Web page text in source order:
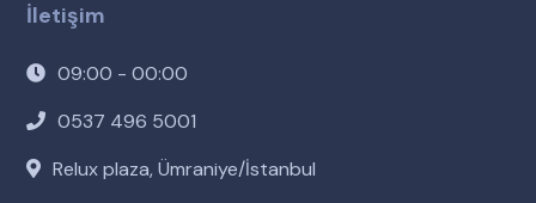
İletişim
09:00 - 00:00
0537 496 5001
Relux plaza, Ümraniye/İstanbul